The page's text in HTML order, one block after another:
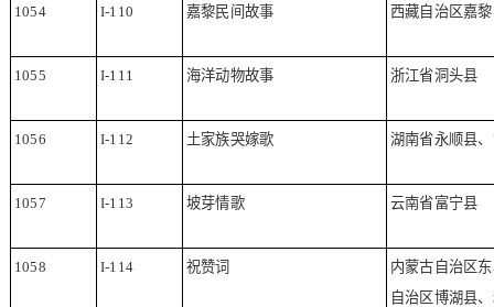
1054 I-110 嘉黎民间故事 西藏自治区嘉
1055 I-111 海洋动物故事 浙江省洞头县
1056 I-112 土家族哭嫁歌 湖南省永顺县
1057 I-113 坡芽情歌 云南省富宁县
1058 I-114 祝赞词
内蒙古自治区
自治区博湖县